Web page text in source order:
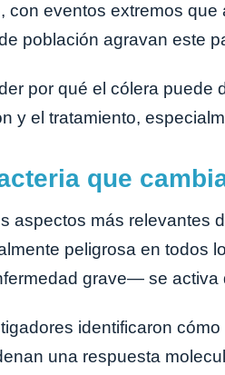
, con eventos extremos
población agravan este
por qué el cólera puede
y el tratamiento,
que
aspectos más relevantes
peligrosa en todos
grave— se activa
identificaron
una respuesta